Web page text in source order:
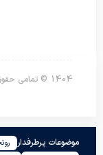
1404 © تمامی
موضوعات پرطرفدار